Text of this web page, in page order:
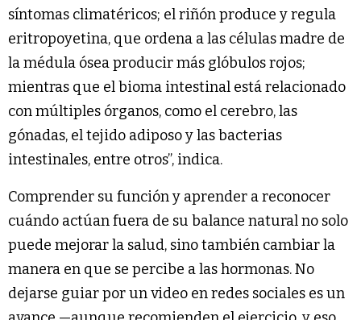
síntomas climatéricos; el riñón produce y regula
eritropoyetina, que ordena a las células madre de
la médula ósea producir más glóbulos rojos;
mientras que el bioma intestinal está relacionado
con múltiples órganos, como el cerebro, las
gónadas, el tejido adiposo y las bacterias
intestinales, entre otros”, indica.
Comprender su función y aprender a reconocer
cuándo actúan fuera de su balance natural no solo
puede mejorar la salud, sino también cambiar la
manera en que se percibe a las hormonas. No
dejarse guiar por un video en redes sociales es un